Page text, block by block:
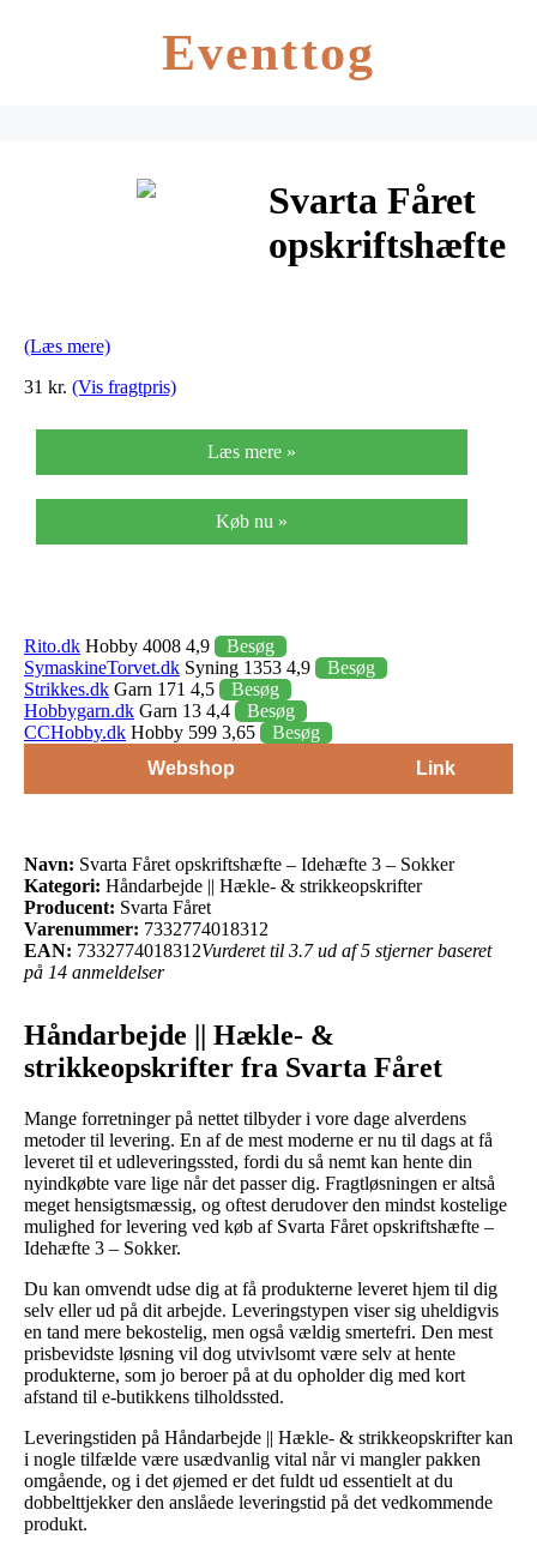
Eventtog
Svarta Fåret
opskriftshæfte
(Læs mere)
31 kr. (Vis fragtpris)
Læs mere »
Køb nu »
Rito.dk Hobby 4008 4,9
Besøg
SymaskineTorvet.dk Syning 1353 4,9
Besøg
Strikkes.dk Garn 171 4,5
Besøg
Hobbygarn.dk Garn 13 4,4
Besøg
CCHobby.dk Hobby 599 3,65
Besøg
Webshop
Link
Navn: Svarta Fåret opskriftshæfte – Idehæfte 3 – Sokker
Kategori: Håndarbejde || Hækle- & strikkeopskrifter
Producent: Svarta Fåret
Varenummer: 7332774018312
EAN: 7332774018312Vurderet til 3.7 ud af 5 stjerner baseret
på 14 anmeldelser
Håndarbejde || Hækle- &
strikkeopskrifter fra Svarta Fåret
Mange forretninger på nettet tilbyder i vore dage alverdens
metoder til levering. En af de mest moderne er nu til dags at få
leveret til et udleveringssted, fordi du så nemt kan hente din
nyindkøbte vare lige når det passer dig. Fragtløsningen er altså
meget hensigtsmæssig, og oftest derudover den mindst kostelige
mulighed for levering ved køb af Svarta Fåret opskriftshæfte –
Idehæfte 3 – Sokker.
Du kan omvendt udse dig at få produkterne leveret hjem til dig
selv eller ud på dit arbejde. Leveringstypen viser sig uheldigvis
en tand mere bekostelig, men også vældig smertefri. Den mest
prisbevidste løsning vil dog utvivlsomt være selv at hente
produkterne, som jo beroer på at du opholder dig med kort
afstand til e-butikkens tilholdssted.
Leveringstiden på Håndarbejde || Hækle- & strikkeopskrifter kan
i nogle tilfælde være usædvanlig vital når vi mangler pakken
omgående, og i det øjemed er det fuldt ud essentielt at du
dobbelttjekker den anslåede leveringstid på det vedkommende
produkt.